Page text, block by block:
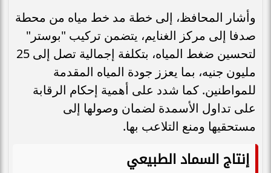
وأشار المحافظ، إلى خطة مد خط مياه من محطة
صدفا إلى مركز الغنايم، يتضمن تركيب "بوستر"
لتحسين ضغط المياه، بتكلفة إجمالية تصل إلى 25
مليون جنيه، بما يعزز جودة المياه المقدمة
للمواطنين. كما شدد على أهمية إحكام الرقابة
على تداول الأسمدة لضمان وصولها إلى
مستحقيها ومنع التلاعب بها.
إنتاج السماد الطبيعي